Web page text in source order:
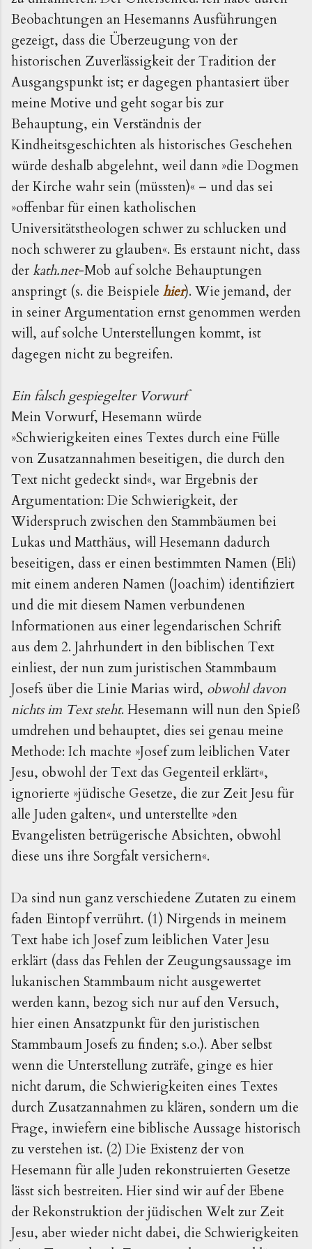
Beobachtungen an Hesemanns Ausführungen
gezeigt, dass die Überzeugung von der
historischen Zuverlässigkeit der Tradition der
Ausgangspunkt ist; er dagegen phantasiert über
meine Motive und geht sogar bis zur
Behauptung, ein Verständnis der
Kindheitsgeschichten als historisches Geschehen
würde deshalb abgelehnt, weil dann »die Dogmen
der Kirche wahr sein (müssten)« – und das sei
»offenbar für einen katholischen
Universitätstheologen schwer zu schlucken und
noch schwerer zu glauben«. Es erstaunt nicht, dass
derkath.net-Mob auf solche Behauptungen
anspringt (s. die Beispiele hier). Wie jemand, der
in seiner Argumentation ernst genommen werden
will, auf solche Unterstellungen kommt, ist
dagegen nicht zu begreifen.
Ein falsch gespiegelter Vorwurf
Mein Vorwurf, Hesemann würde
»Schwierigkeiten eines Textes durch eine Fülle
von Zusatzannahmen beseitigen, die durch den
Text nicht gedeckt sind«, war Ergebnis der
Argumentation: Die Schwierigkeit, der
Widerspruch zwischen den Stammbäumen bei
Lukas und Matthäus, will Hesemann dadurch
beseitigen, dass er einen bestimmten Namen (Eli)
mit einem anderen Namen (Joachim) identifiziert
und die mit diesem Namen verbundenen
Informationen aus einer legendarischen Schrift
aus dem 2. Jahrhundert in den biblischen Text
einliest, der nun zum juristischen Stammbaum
Josefs über die Linie Marias wird, obwohl davon
nichts im Text steht. Hesemann will nun den Spieß
umdrehen und behauptet, dies sei genau meine
Methode: Ich machte »Josef zum leiblichen Vater
Jesu, obwohl der Text das Gegenteil erklärt«,
ignorierte »jüdische Gesetze, die zur Zeit Jesu für
alle Juden galten«, und unterstellte »den
Evangelisten betrügerische Absichten, obwohl
diese uns ihre Sorgfalt versichern«.
Da sind nun ganz verschiedene Zutaten zu einem
faden Eintopf verrührt. (1) Nirgends in meinem
Text habe ich Josef zum leiblichen Vater Jesu
erklärt (dass das Fehlen der Zeugungsaussage im
lukanischen Stammbaum nicht ausgewertet
werden kann, bezog sich nur auf den Versuch,
hier einen Ansatzpunkt für den juristischen
Stammbaum Josefs zu finden; s.o.). Aber selbst
wenn die Unterstellung zuträfe, ginge es hier
nicht darum, die Schwierigkeiten eines Textes
durch Zusatzannahmen zu klären, sondern um die
Frage, inwiefern eine biblische Aussage historisch
zu verstehen ist. (2) Die Existenz der von
Hesemann für alle Juden rekonstruierten Gesetze
lässt sich bestreiten. Hier sind wir auf der Ebene
der Rekonstruktion der jüdischen Welt zur Zeit
Jesu, aber wieder nicht dabei, die Schwierigkeiten